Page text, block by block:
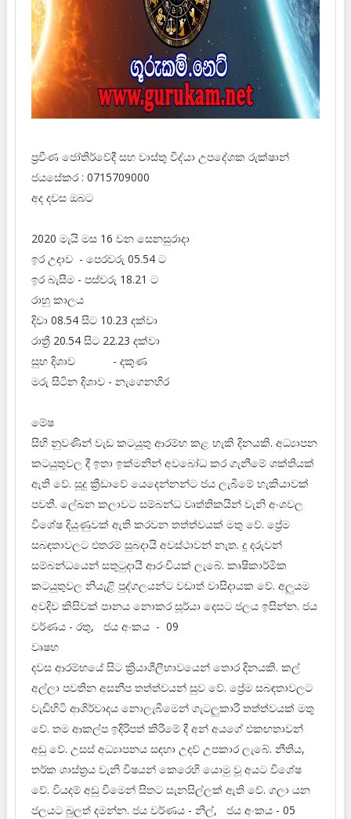
ප්‍රවීණ ජෝතිර්වේදී සහ වාස්තු විද්‍‍යා උපදේශක රුක්ෂාන්
ජයසේකර : 0715709000
අද දවස ඔබට
2020 මැයි මස 16 වන සෙනසුරාදා
ඉර උදාව - පෙරවරු 05.54 ට
ඉර බැසීම - පස්වරු 18.21 ට
රාහු කාලය
දිවා 08.54 සිට 10.23 දක්වා
රාත්‍රී 20.54 සිට 22.23 දක්වා
සුභ දිශාව - දකුණ
මරු සිටින දිශාව - නැගෙනහිර
මේෂ
සිහි නුවණින් වැඩ කටයුතු ආරම්භ කළ හැකි දිනයකි. අධ්‍යාපන
කටයුතුවල දී ඉතා ඉක්මනින් අවබෝධ කර ගැනීමේ ශක්තියක්
ඇති වේ. සූදු ක්‍රීඩාවේ යෙදෙන්නන්ට ජය ලැබීමේ හැකියාවක්
පවතී. ලේඛන කලාවට සම්බන්ධ වෘත්තිකයින් වැනි අංශවල
විශේෂ දියුණුවක් ඇති කරවන තත්ත්වයක් මතු වේ. ප්‍රේම
සබඳතාවලට එතරම් සුබදායි අවස්ථාවන් නැත. දූ දරුවන්
සම්බන්ධයෙන් සතුටුදායී ආරංචියක් ලැබේ. කෘෂිකාර්මික
කටයුතුවල නියැළි පුද්ගලයන්ට වඩාත් වාසිදායක වේ. අලුයම
අවදිව කිසිවක් පානය නොකර සූර්යා දෙසට ජලය ඉසින්න. ජය
වර්ණය - රතු, ජය අංකය - 09
වෘෂභ
දවස ආරම්භයේ සිට ක්‍රියාශීලීභාවයෙන් තොර දිනයකි. කල්
අල්ලා පවතින අසනීප තත්ත්වයන් සුව වේ. ප්‍රේම සබඳතාවලට
වැඩිහිටි ආශිර්වාදය නොලැබීමෙන් ගැටලුකාරී තත්ත්වයක් මතු
වේ. තම ආකල්ප ඉදිරිපත් කිරීමේ දී අන් අයගේ එකඟතාවන්
අඩු වේ. උසස් අධ්‍යාපනය සඳහා උදව් උපකාර ලැබේ. නීතිය,
තර්ක ශාස්ත්‍රය වැනි විෂයන් කෙරෙහි යොමු වූ අයට විශේෂ
වේ. වියදම් අඩු වීමෙන් සිතට සැනසිල්ලක් ඇති වේ. ගලා යන
ජලයට බුලත් දමන්න. ජය වර්ණය - නිල්, ජය අංකය - 05